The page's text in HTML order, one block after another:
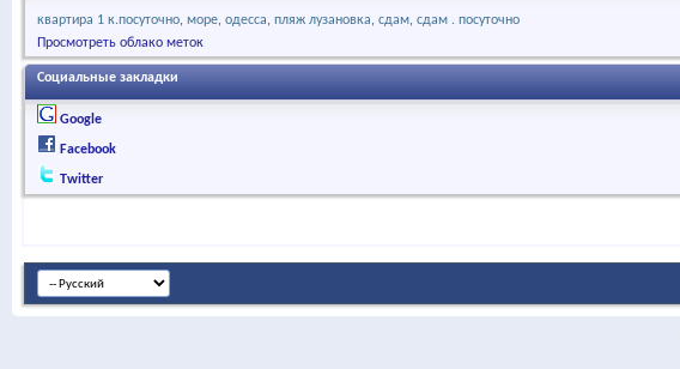
квартира 1 к.посуточно море одесса пляж лузановка сдам сдам . посуточно
Просмотреть облако меток
Социальные закладки
Google
Facebook
Twitter